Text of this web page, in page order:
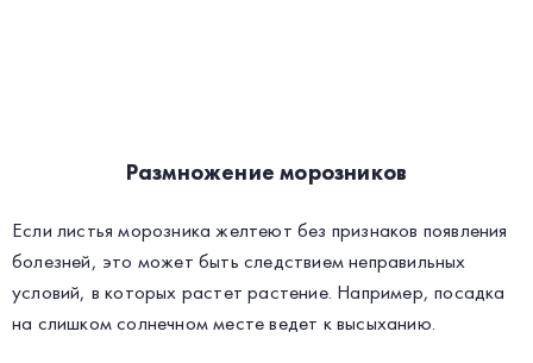
Размножение морозников
Если листья морозника желтеют без признаков появления
болезней, это может быть следствием неправильных
условий, в которых растет растение. Например, посадка
на слишком солнечном месте ведет к высыханию.